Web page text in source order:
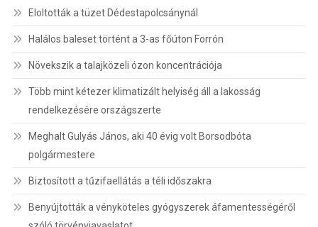
Eloltották a tüzet Dédestapolcsánynál
Halálos baleset történt a 3-as főúton Forrón
Növekszik a talajközeli ózon koncentrációja
Több mint kétezer klimatizált helyiség áll a lakosság
rendelkezésére országszerte
Meghalt Gulyás János, aki 40 évig volt Borsodbóta
polgármestere
Biztosított a tűzifaellátás a téli időszakra
Benyújtották a vényköteles gyógyszerek áfamentességéről